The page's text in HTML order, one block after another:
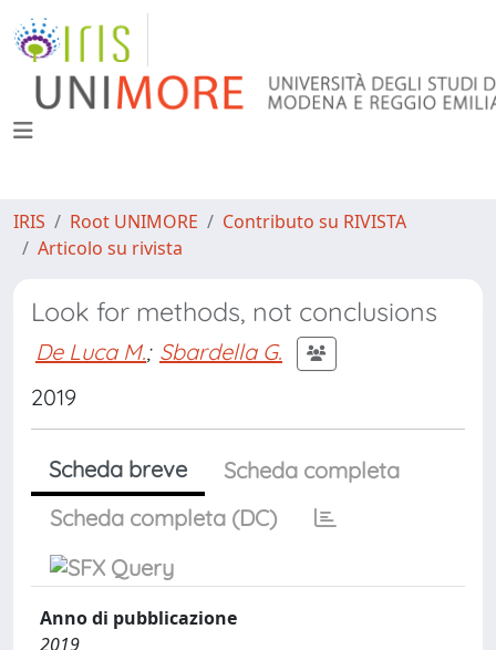
IRIS Root UNIMORE
Contributo su RIVISTA
Articolo su rivista
Look for methods, not conclusions
De Luca M.; Sbardella G.
2019
Scheda breve
Scheda completa
Scheda completa (DC)
Anno di pubblicazione
2019